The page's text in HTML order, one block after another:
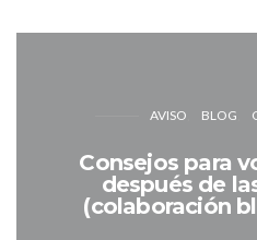
AVISO BLOG
Consejos para
después de
(colaboración